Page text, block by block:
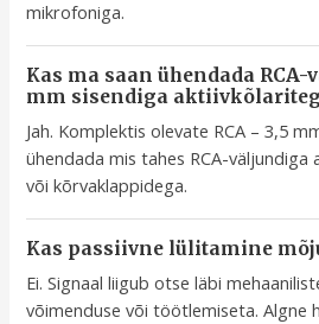
mikrofoniga.
Kas ma saan ühendada
mm sisendiga
Jah. Komplektis olevate RCA – 3,5
ühendada mis tahes RCA-väljundiga
või kõrvaklappidega.
Kas passiivne lülitamine
Ei. Signaal liigub otse läbi
võimenduse või töötlemiseta. Algne